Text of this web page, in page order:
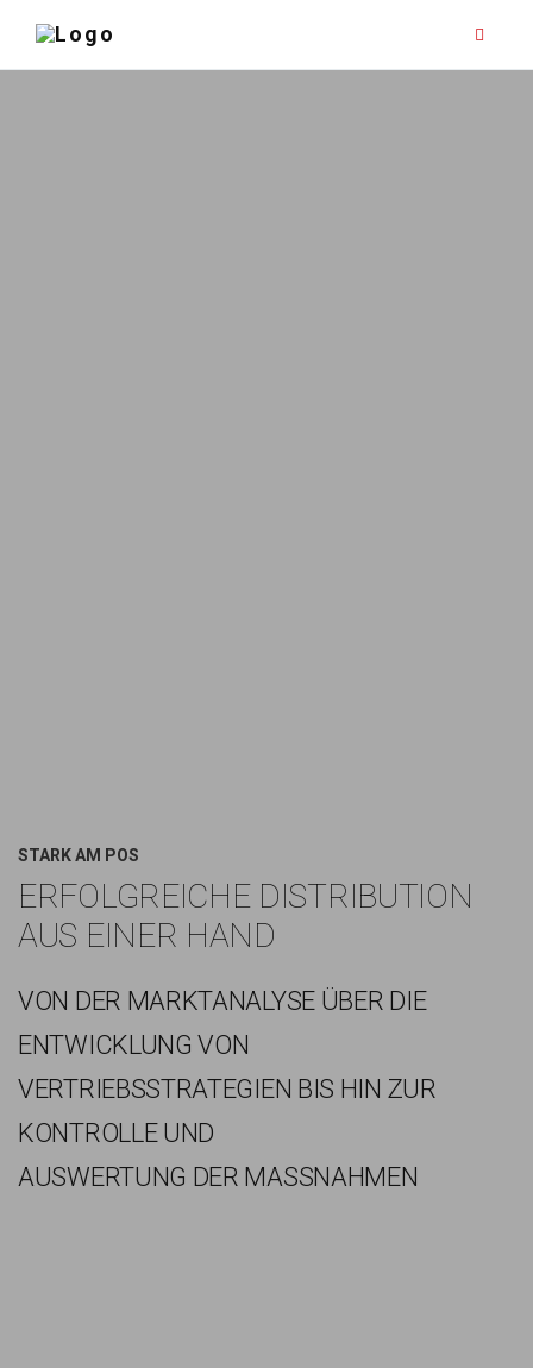
STARK AM POS
ERFOLGREICHE DISTRIBUTION
AUS EINER HAND
VON DER MARKTANALYSE ÜBER DIE
ENTWICKLUNG VON
VERTRIEBSSTRATEGIEN BIS HIN ZUR
KONTROLLE UND
AUSWERTUNG DER MASSNAHMEN